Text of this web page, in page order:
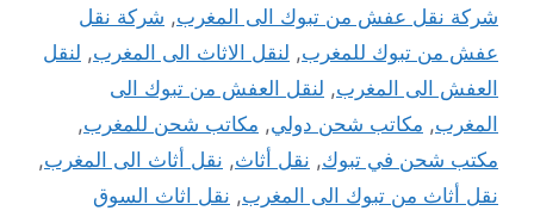
شركة نقل عفش من تبوك الى المغرب, شركة نقل
عفش من تبوك للمغرب, لنقل الاثاث الى المغرب, لنقل
العفش الى المغرب, لنقل العفش من تبوك الى
المغرب, مكاتب شحن دولي, مكاتب شحن للمغرب,
مكتب شحن في تبوك, نقل أثاث, نقل أثاث الى المغرب,
نقل أثاث من تبوك الى المغرب, نقل اثاث السوق